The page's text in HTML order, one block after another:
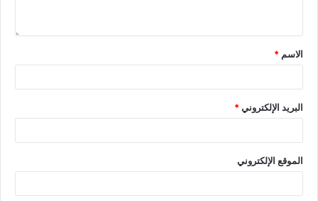
الاسم *
البريد الإلكتروني*
الموقع الإلكتروني